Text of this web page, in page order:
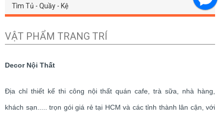
Tìm Tủ - Quầy - Kệ
VẬT PHẨM TRANG TRÍ
Decor Nội Thất
Địa chỉ thiết kế thi công nội thất quán cafe, trà sữa, nhà hàng,
khách sạn..... trọn gói giá rẻ tại HCM và các tỉnh thành lân cận, với